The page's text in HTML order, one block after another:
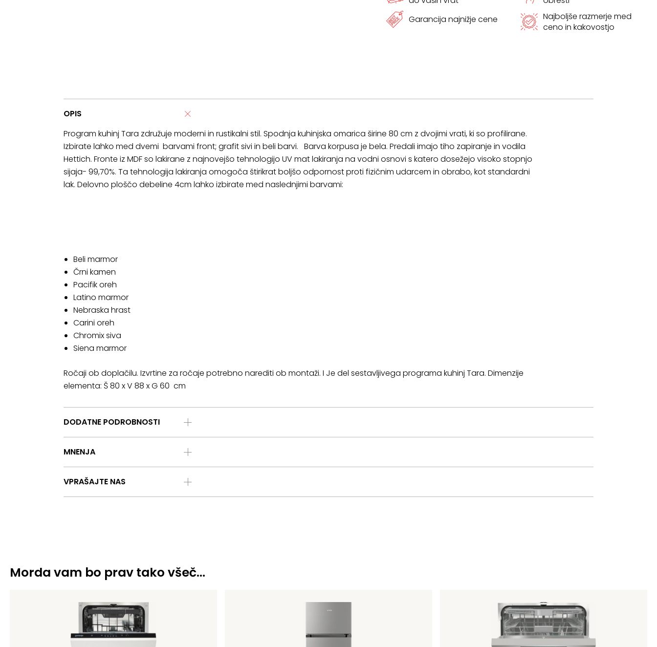
Garancija najnižje cene
Najboljše razmerje med
ceno in kakovostjo
OPIS
Program kuhinj Tara združuje moderni in rustikalni stil. Spodnja kuhinjska omarica širine 80 cm z dvojimi vrati, ki so profilirane.
Izbirate lahko med dvemi barvami front; grafit sivi in beli barvi. Barva korpusa je bela. Predali imajo tiho zapiranje in vodila
Hettich. Fronte iz MDF so lakirane z najnovejšo tehnologijo UV mat lakiranja na vodni osnovi s katero dosežejo visoko stopnjo
sijaja- 99,70%. Ta tehnologija lakiranja omogoča štirikrat boljšo odpornost proti fizičnim udarcem in obrabo, kot standardni
lak. Delovno ploščo debeline 4cm lahko izbirate med naslednjimi barvami:
Beli marmor
Črni kamen
Pacifik oreh
Latino marmor
Nebraska hrast
Carini oreh
Chromix siva
Siena marmor
Ročaji ob doplačilu. Izvrtine za ročaje potrebno narediti ob montaži. I Je del sestavljivega programa kuhinj Tara. Dimenzije
elementa: Š 80 x V 88 x G 60 cm
DODATNE PODROBNOSTI
MNENJA
VPRAŠAJTE NAS
Morda vam bo prav tako všeč…